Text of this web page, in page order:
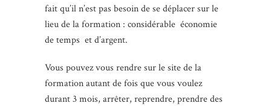
fait qu’il n’est pas besoin de se déplacer sur le
lieu de la formation : considérable économie
de temps et d’argent.
Vous pouvez vous rendre sur le site de la
formation autant de fois que vous voulez
durant 3 mois, arrêter, reprendre, prendre des